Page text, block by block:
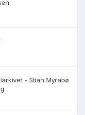
- Stian Myrabø